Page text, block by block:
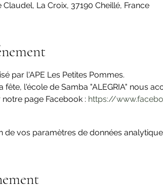
La Croix, 37190 Cheillé, France
par l'APE Les Petites Pommes.
fête, l'école de Samba "ALEGRIA" nous
page Facebook : https://
de vos paramètres de données